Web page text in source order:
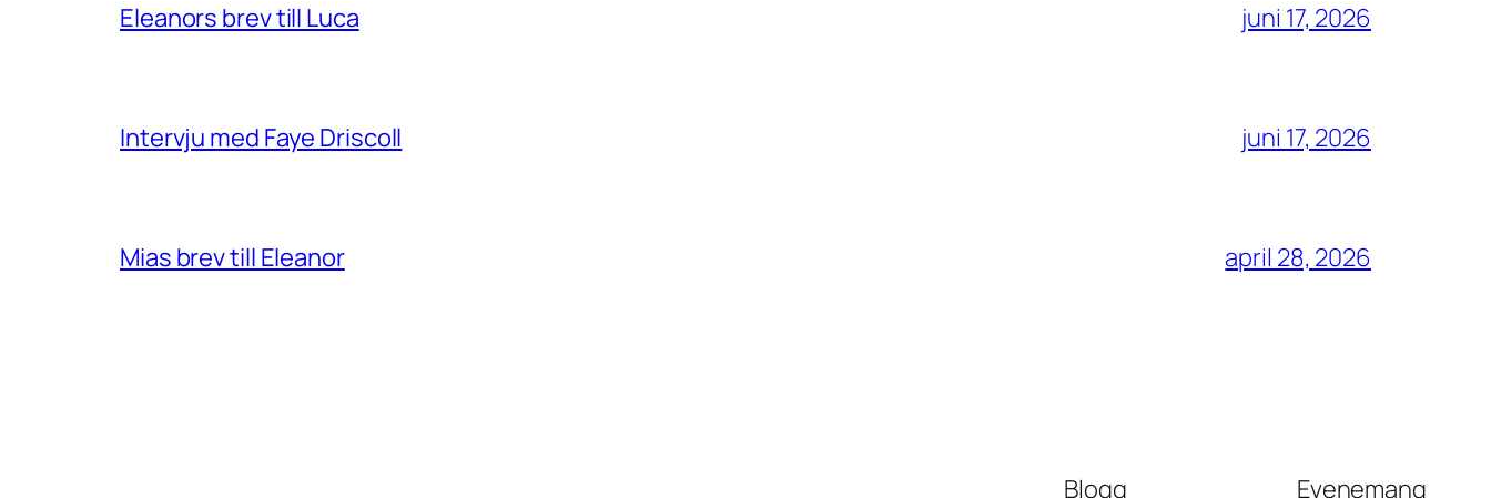
Eleanors brev till Luca juni 17, 2026
Intervju med Faye Driscoll juni 17, 2026
Mias brev till Eleanor april 28, 2026
Blogg Evenemang